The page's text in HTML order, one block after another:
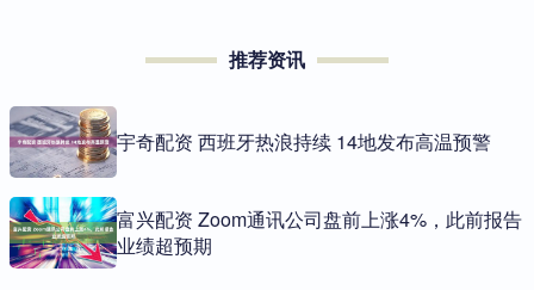
推荐资讯
宇奇配资 西班牙热浪持续 14地发布高温预警
富兴配资 Zoom通讯公司盘前上涨4%，此前报告
业绩超预期